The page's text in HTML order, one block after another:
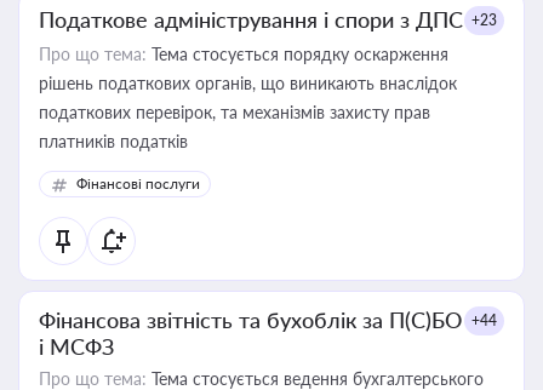
Податкове адміністрування і спори з ДПС +23
Про що тема: Тема стосується порядку оскарження
рішень податкових органів, що виникають внаслідок
податкових перевірок, та механізмів захисту прав
платників податків
Фінансові послуги
Фінансова звітність та бухоблік за П(С)БО
і МСФЗ
+44
Про що тема: Тема стосується ведення бухгалтерського